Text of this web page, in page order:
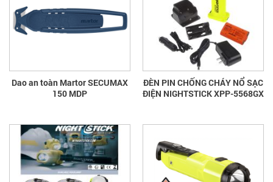
Dao an toàn Martor SECUMAX
150 MDP
ĐÈN PIN CHỐNG CHÁY NỔ SẠC
ĐIỆN NIGHTSTICK XPP-5568GX